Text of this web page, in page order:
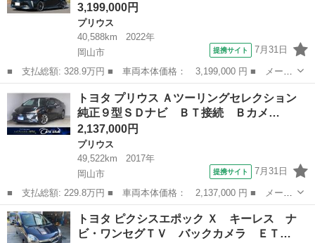
3,199,000円
プリウス
40,588km
2022年
岡山市
提携サイト 7月31日
■ 支払総額: 328.9万円 ■ 車両本体価格： 3,199,000 円 ■ メーカ
ー名： トヨタ ■ 車種名： プリウス ■ グレード名： Ａプレミ
アム ６ＡＡ後期型 禁煙車 モデリスタエアロ １８ｉｎホイー
ル 本革シ...
岡山 岡山市 プリウス
トヨタ プリウス Ａツーリングセレクション
純正９型ＳＤナビ ＢＴ接続 Ｂカメ…
2,137,000円
プリウス
49,522km
2017年
岡山市
提携サイト 7月31日
■ 支払総額: 229.8万円 ■ 車両本体価格： 2,137,000 円 ■ メーカ
ー名： トヨタ ■ 車種名： プリウス ■ グレード名： Ａツーリ
ングセレクション 純正９型ＳＤナビ ＢＴ接続 Ｂカメラ セーフ
ティセン...
岡山 岡山市 プリウス
トヨタ ピクシスエポック Ｘ キーレス ナ
ビ・ワンセグＴＶ バックカメラ ＥＴ…